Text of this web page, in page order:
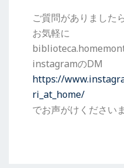
ご質問がありましたら
お気軽に
instagramのDM
https://
ri_at_home/
でお声がけくださいま